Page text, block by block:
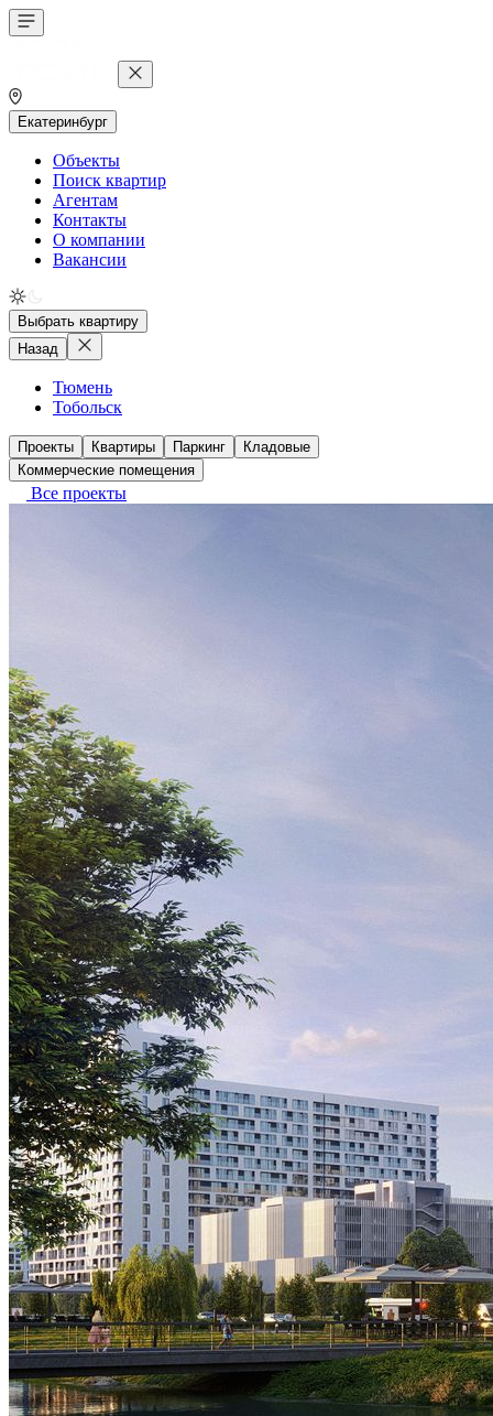
Екатеринбург
Объекты
Поиск квартир
Агентам
Контакты
О компании
Вакансии
Выбрать квартиру
Назад
Тюмень
Тобольск
Проекты Квартиры Паркинг
Кладовые
Коммерческие помещения
Все проекты